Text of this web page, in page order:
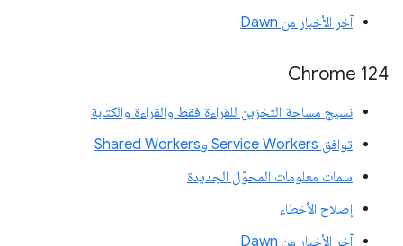
آخر الأخبار من Dawn
Chrome 124
نسيج مساحة التخزين للقراءة فقط والقراءة والكتابة
توافق Service Workers وShared Workers
سمات معلومات المحوّل الجديدة
إصلاح الأخطاء
آخر الأخبار من Dawn